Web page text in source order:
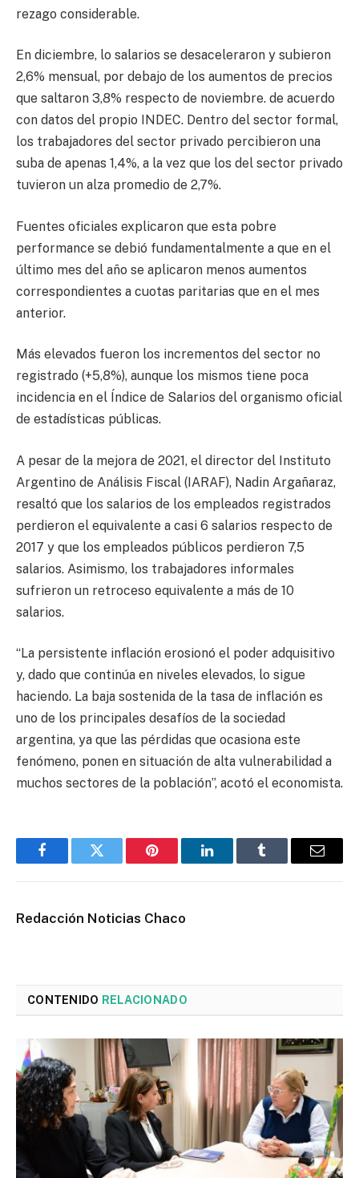
rezago considerable.
En diciembre, lo salarios se desaceleraron y subieron
2,6% mensual, por debajo de los aumentos de precios
que saltaron 3,8% respecto de noviembre. de acuerdo
con datos del propio INDEC. Dentro del sector formal,
los trabajadores del sector privado percibieron una
suba de apenas 1,4%, a la vez que los del sector privado
tuvieron un alza promedio de 2,7%.
Fuentes oficiales explicaron que esta pobre
performance se debió fundamentalmente a que en el
último mes del año se aplicaron menos aumentos
correspondientes a cuotas paritarias que en el mes
anterior.
Más elevados fueron los incrementos del sector no
registrado (+5,8%), aunque los mismos tiene poca
incidencia en el Índice de Salarios del organismo oficial
de estadísticas públicas.
A pesar de la mejora de 2021, el director del Instituto
Argentino de Análisis Fiscal (IARAF), Nadin Argañaraz,
resaltó que los salarios de los empleados registrados
perdieron el equivalente a casi 6 salarios respecto de
2017 y que los empleados públicos perdieron 7,5
salarios. Asimismo, los trabajadores informales
sufrieron un retroceso equivalente a más de 10
salarios.
“La persistente inflación erosionó el poder adquisitivo
y, dado que continúa en niveles elevados, lo sigue
haciendo. La baja sostenida de la tasa de inflación es
uno de los principales desafíos de la sociedad
argentina, ya que las pérdidas que ocasiona este
fenómeno, ponen en situación de alta vulnerabilidad a
muchos sectores de la población”, acotó el economista.
FacebookTwitter Pinterest LinkedInTumblr Email
Redacción Noticias Chaco
CONTENIDO RELACIONADO